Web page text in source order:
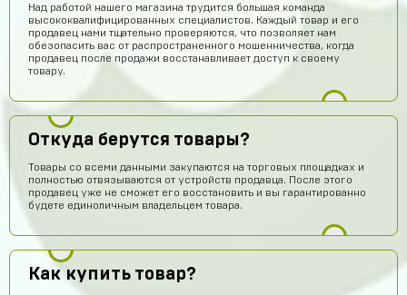
Над работой нашего магазина трудится большая команда
высококвалифицированных специалистов. Каждый товар и его
продавец нами тщательно проверяются, что позволяет нам
обезопасить вас от распространенного мошенничества, когда
продавец после продажи восстанавливает доступ к своему
товару.
Откуда берутся товары?
Товары со всеми данными закупаются на торговых площадках и
полностью отвязываются от устройств продавца. После этого
продавец уже не сможет его восстановить и вы гарантированно
будете единоличным владельцем товара.
Как купить товар?
Даниил Анисимов